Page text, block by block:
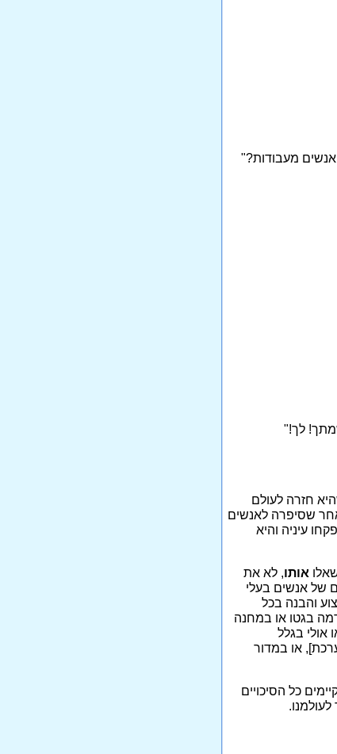
מעבודות?"
לך!"
חזרה לעולם
שסיפרה לאנשים
עיניה והיא
אותו, לא את
של אנשים בעלי
והבנה בכל
בגטו או במחנה
אולי בגלל
או במדור
כל הסיכויים